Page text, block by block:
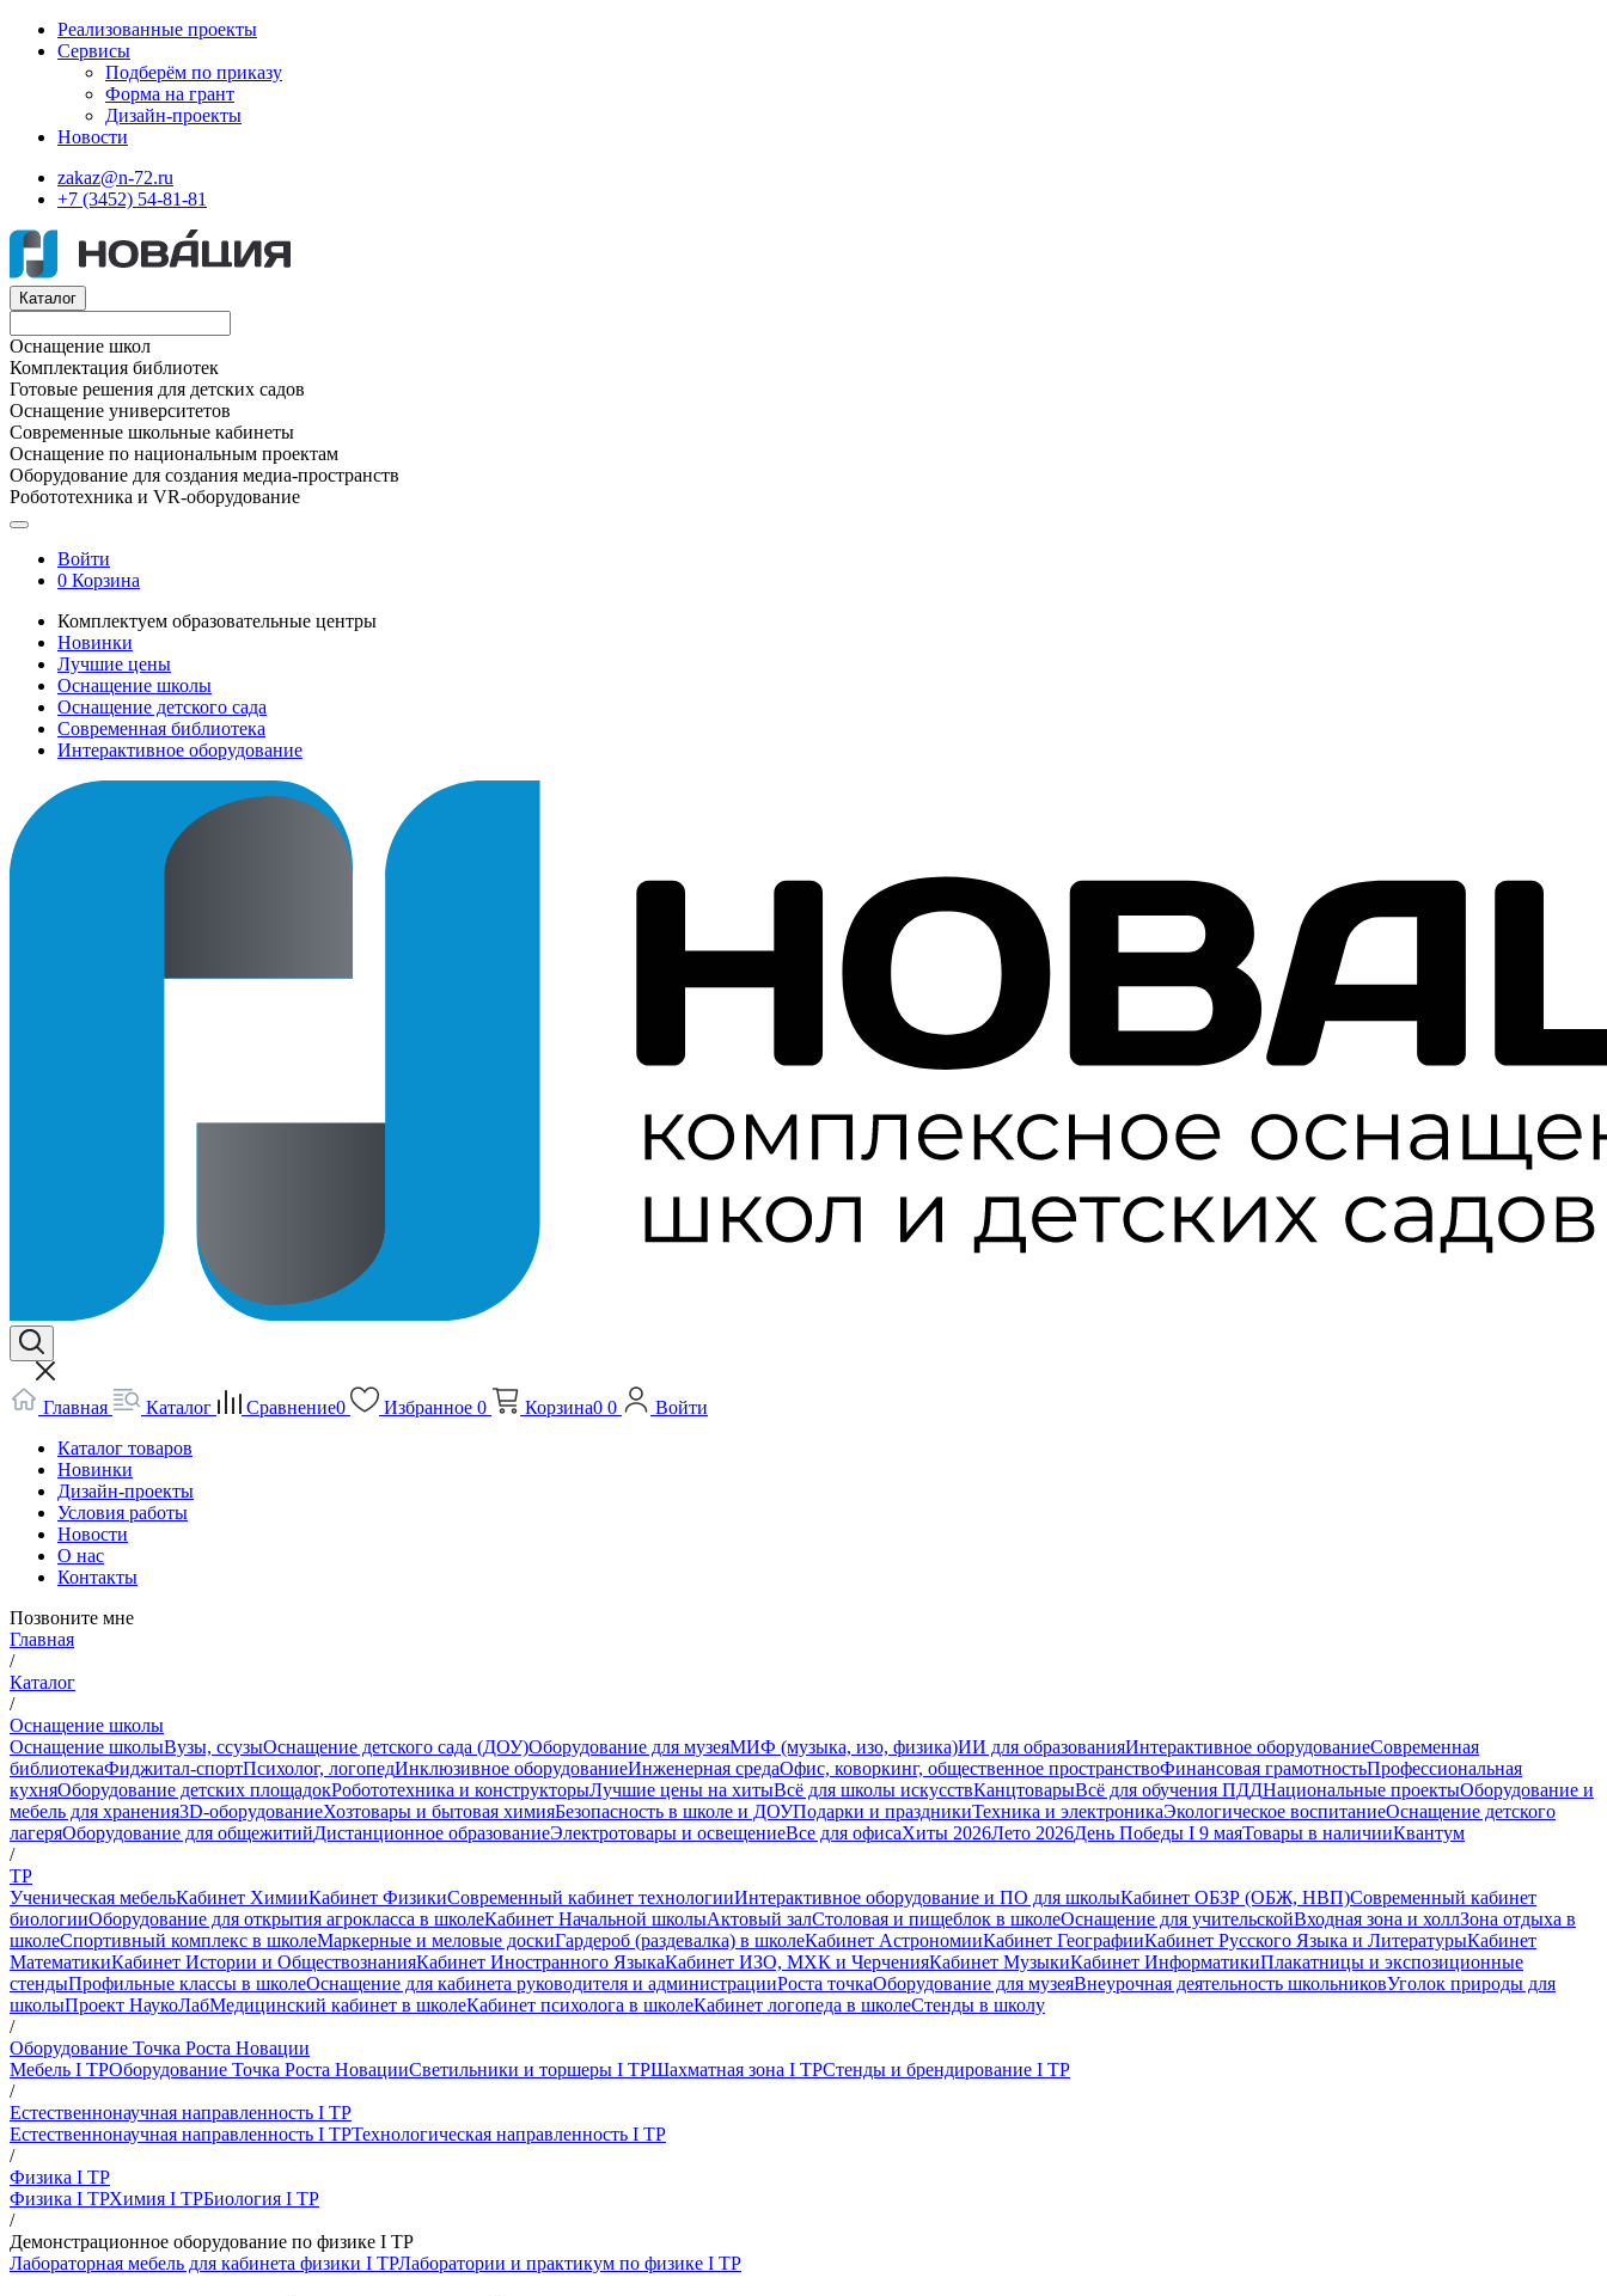
Реализованные проекты
Сервисы
Подберём по приказу
Форма на грант
Дизайн-проекты
Новости
zakaz@n-72.ru
+7 (3452) 54-81-81
Каталог
Оснащение школ
Комплектация библиотек
Готовые решения для детских садов
Оснащение университетов
Современные школьные кабинеты
Оснащение по национальным проектам
Оборудование для создания медиа-пространств
Робототехника и VR-оборудование
Войти
0 Корзина
Комплектуем образовательные центры
Новинки
Лучшие цены
Оснащение школы
Оснащение детского сада
Современная библиотека
Интерактивное оборудование
Главная Каталог Сравнение0 Избранное 0 Корзина0 0
Войти
Каталог товаров
Новинки
Дизайн-проекты
Условия работы
Новости
О нас
Контакты
Позвоните мне
Главная
/
Каталог
/
Оснащение школы
Оснащение школыВузы, ссузыОснащение детского сада (ДОУ)Оборудование для музеяМИФ (музыка, изо, физика)ИИ для образованияИнтерактивное оборудованиеСовременная
библиотекаФиджитал-спортПсихолог, логопедИнклюзивное оборудованиеИнженерная средаОфис, коворкинг, общественное пространствоФинансовая грамотностьПрофессиональная
кухняОборудование детских площадокРобототехника и конструкторыЛучшие цены на хитыВсё для школы искусствКанцтоварыВсё для обучения ПДДНациональные проектыОборудование и
мебель для хранения3D-оборудованиеХозтовары и бытовая химияБезопасность в школе и ДОУПодарки и праздникиТехника и электроникаЭкологическое воспитаниеОснащение детского
лагеряОборудование для общежитийДистанционное образованиеЭлектротовары и освещениеВсе для офисаХиты 2026Лето 2026День Победы I 9 маяТовары в наличииКвантум
/
ТР
Ученическая мебельКабинет ХимииКабинет ФизикиСовременный кабинет технологииИнтерактивное оборудование и ПО для школыКабинет ОБЗР (ОБЖ, НВП)Современный кабинет
биологииОборудование для открытия агрокласса в школеКабинет Начальной школыАктовый залСтоловая и пищеблок в школеОснащение для учительскойВходная зона и холлЗона отдыха в
школеСпортивный комплекс в школеМаркерные и меловые доскиГардероб (раздевалка) в школеКабинет АстрономииКабинет ГеографииКабинет Русского Языка и ЛитературыКабинет
МатематикиКабинет Истории и ОбществознанияКабинет Иностранного ЯзыкаКабинет ИЗО, МХК и ЧерченияКабинет МузыкиКабинет ИнформатикиПлакатницы и экспозиционные
стендыПрофильные классы в школеОснащение для кабинета руководителя и администрацииРоста точкаОборудование для музеяВнеурочная деятельность школьниковУголок природы для
школыПроект НаукоЛабМедицинский кабинет в школеКабинет психолога в школеКабинет логопеда в школеСтенды в школу
/
Оборудование Точка Роста Новации
Мебель I ТРОборудование Точка Роста НовацииСветильники и торшеры I ТРШахматная зона I ТРСтенды и брендирование I ТР
/
Естественнонаучная направленность I ТР
Естественнонаучная направленность I ТРТехнологическая направленность I ТР
/
Физика I ТР
Физика I ТРХимия I ТРБиология I ТР
/
Демонстрационное оборудование по физике I ТР
Лабораторная мебель для кабинета физики I ТРЛаборатории и практикум по физике I ТР